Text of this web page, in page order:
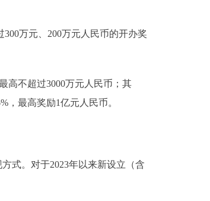
万元、200万元人民币的开办奖
高不超过3000万元人民币；其
，最高奖励1亿元人民币。
式。对于2023年以来新设立（含